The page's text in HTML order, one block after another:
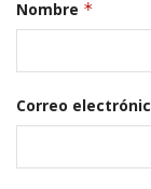
Nombre *
Correo